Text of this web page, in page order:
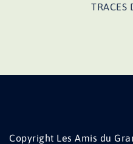
TRACES
Copyright Les Amis du